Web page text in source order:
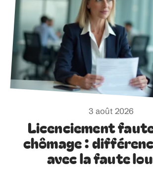
3 août 2026
Licenciement
chômage :
avec la faute